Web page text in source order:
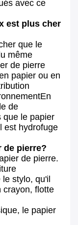
avec ce
est plus cher
que le
même
de pierre
papier ou en
de
que le papier
est hydrofuge
de pierre?
de pierre.
stylo, qu'il
crayon, flotte
le papier